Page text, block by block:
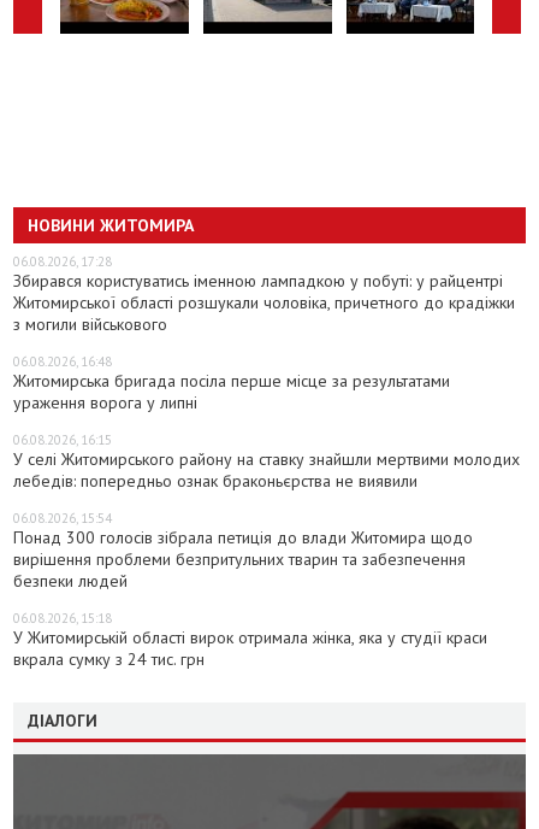
НОВИНИ ЖИТОМИРА
06.08.2026, 17:28
Збирався користуватись іменною лампадкою у побуті: у райцентрі
Житомирської області розшукали чоловіка, причетного до крадіжки
з могили військового
06.08.2026, 16:48
Житомирська бригада посіла перше місце за результатами
ураження ворога у липні
06.08.2026, 16:15
У селі Житомирського району на ставку знайшли мертвими молодих
лебедів: попередньо ознак браконьєрства не виявили
06.08.2026, 15:54
Понад 300 голосів зібрала петиція до влади Житомира щодо
вирішення проблеми безпритульних тварин та забезпечення
безпеки людей
06.08.2026, 15:18
У Житомирській області вирок отримала жінка, яка у студії краси
вкрала сумку з 24 тис. грн
ДІАЛОГИ